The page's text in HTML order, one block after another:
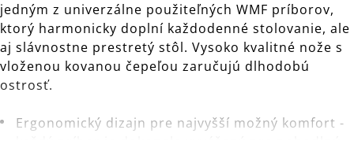
jedným z univerzálne použiteľných WMF príborov,
ktorý harmonicky doplní každodenné stolovanie, ale
aj slávnostne prestretý stôl. Vysoko kvalitné nože s
vloženou kovanou čepeľou zaručujú dlhodobú
ostrosť.
Ergonomický dizajn pre najvyšší možný komfort -